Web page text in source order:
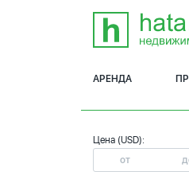
АРЕНДА
Цена (USD):